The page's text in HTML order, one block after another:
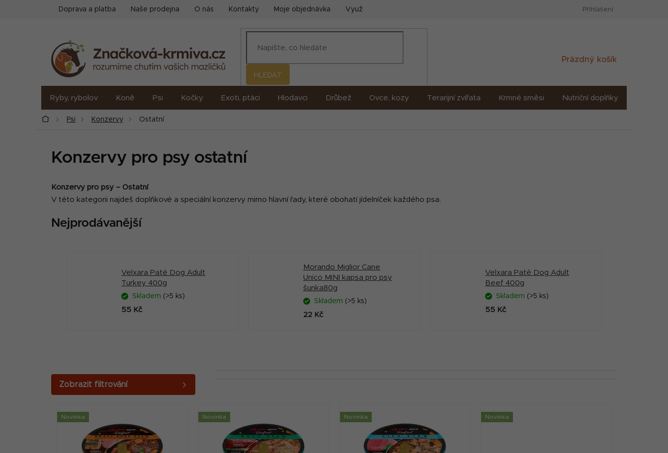
Doprava a platba Naše prodejna O nás Kontakty Moje objednávka Využití umělé inteligence (AI) Přihlášení
HLEDAT
Nákupní
Prázdný košík
Ryby, rybolov Koně Psi Kočky Exoti, ptáci Hlodavci Drůbež Ovce, kozy Terarijní zvířata Krmné směsi Nutriční doplňky
DomůPsi Konzervy Ostatní
Konzervy pro psy ostatní
Konzervy pro psy – Ostatní
V této kategorii najdeš doplňkové a speciální konzervy mimo hlavní řady, které obohatí jídelníček každého psa.
Nejprodávanější
Velxara Paté Dog Adult
Turkey 400g
Skladem (>5 ks)
55 Kč
Morando Miglior Cane
Unico MINI kapsa pro psy
šunka80g
Skladem (>5 ks)
22 Kč
Velxara Paté Dog Adult
Beef 400g
Skladem (>5 ks)
55 Kč
o
ý
Novinka Novinka Novinka Novinka